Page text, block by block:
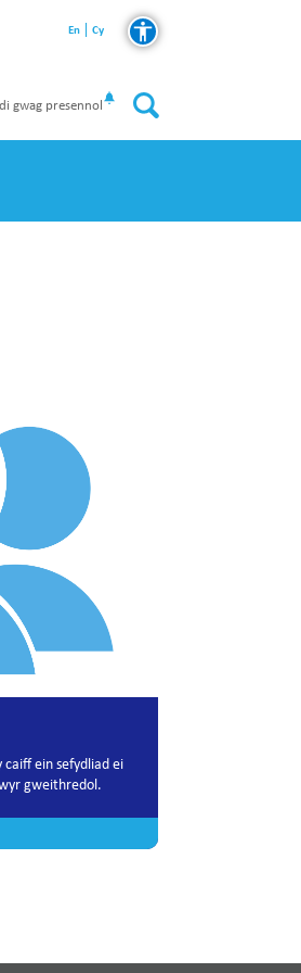
En Cy
gwag presennol
caiff ein sefydliad ei
gweithredol.